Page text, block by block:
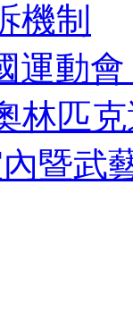
機制
運動
林匹
暨武